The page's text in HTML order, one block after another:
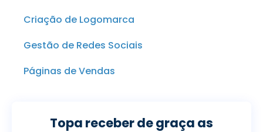
Criação de Logomarca
Gestão de Redes Sociais
Páginas de Vendas
Topa receber de graça as